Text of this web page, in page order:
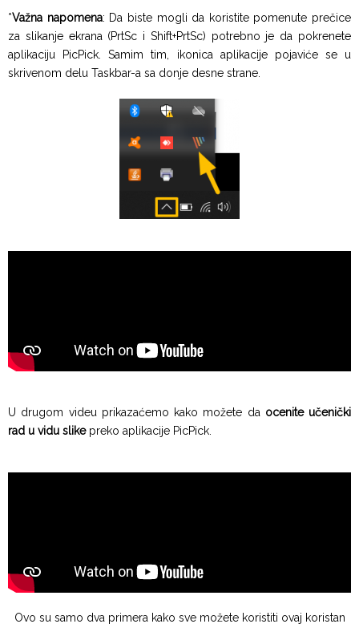
*Važna napomena: Da biste mogli da koristite pomenute prečice
za slikanje ekrana (PrtSc i Shift+PrtSc) potrebno je da pokrenete
aplikaciju PicPick. Samim tim, ikonica aplikacije pojaviće se u
skrivenom delu Taskbar-a sa donje desne strane.
U drugom videu prikazaćemo kako možete da ocenite učenički
rad u vidu slikepreko aplikacije PicPick.
Ovo su samo dva primera kako sve možete koristiti ovaj koristan